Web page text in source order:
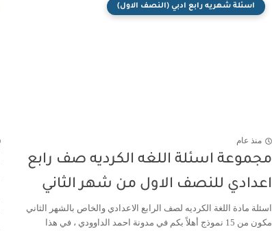
اسئلة شهريه رابع ادبي (النصف الاول)
منذ عام
مجموعة اسئلة اللغه الكرديه صف رابع
اعدادي للنصف الاول من شهر الثاني
اسئلة مادة اللغة الكرديه لصف الرابع الاعدادي والخاص بالشهر الثاني
مكون من 15 نموذج أهلاً بكم في مدونة احمد الداوودي ، في هذا